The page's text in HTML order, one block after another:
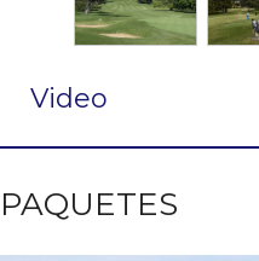
Video
PAQUETES